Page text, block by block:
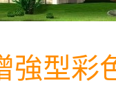
強型彩